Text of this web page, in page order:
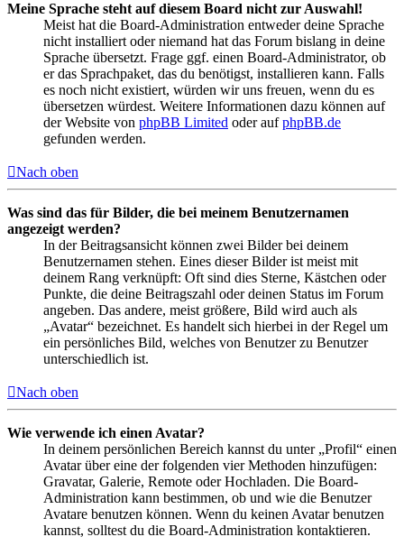
Meine Sprache steht auf diesem Board nicht zur Auswahl!
Meist hat die Board-Administration entweder deine Sprache
nicht installiert oder niemand hat das Forum bislang in deine
Sprache übersetzt. Frage ggf. einen Board-Administrator, ob
er das Sprachpaket, das du benötigst, installieren kann. Falls
es noch nicht existiert, würden wir uns freuen, wenn du es
übersetzen würdest. Weitere Informationen dazu können auf
der Website von phpBB Limited oder aufphpBB.de
gefunden werden.
Nach oben
Was sind das für Bilder, die bei meinem Benutzernamen
angezeigt werden?
In der Beitragsansicht können zwei Bilder bei deinem
Benutzernamen stehen. Eines dieser Bilder ist meist mit
deinem Rang verknüpft: Oft sind dies Sterne, Kästchen oder
Punkte, die deine Beitragszahl oder deinen Status im Forum
angeben. Das andere, meist größere, Bild wird auch als
„Avatar“ bezeichnet. Es handelt sich hierbei in der Regel um
ein persönliches Bild, welches von Benutzer zu Benutzer
unterschiedlich ist.
Nach oben
Wie verwende ich einen Avatar?
In deinem persönlichen Bereich kannst du unter „Profil“ einen
Avatar über eine der folgenden vier Methoden hinzufügen:
Gravatar, Galerie, Remote oder Hochladen. Die Board-
Administration kann bestimmen, ob und wie die Benutzer
Avatare benutzen können. Wenn du keinen Avatar benutzen
kannst, solltest du die Board-Administration kontaktieren.